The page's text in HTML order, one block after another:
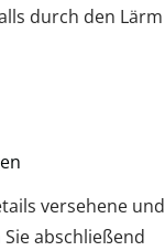
durch den Lärm
versehene und
abschließend